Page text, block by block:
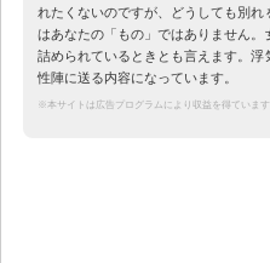
れたくないのですが、どうしても別
はあなたの「もの」ではありません
詰められているときとも言えます。
性陣に送る内容になっています。
※本サイトは広告プログラムにより収益を得ています